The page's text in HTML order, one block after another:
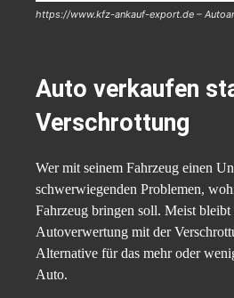
https://www.kfz-ankauf-export.de –
Auto verkaufen
Verschrottung
Wer mit seinem Fahrzeug einen
schwerwiegenden Problemen,
Fahrzeug bringen soll. Meist bleibt
Autoverwertung mit der
Alternative für das mehr oder
Auto.